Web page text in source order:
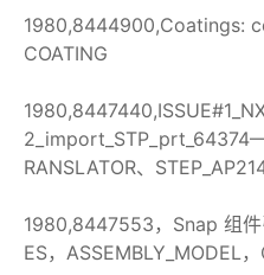
1980,8444900,Coatings:
COATING
RANSLATOR、
1980,8447553，Snap 组
ES，ASSEMBLY_MODEL